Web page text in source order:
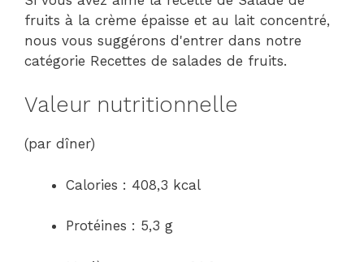
fruits à la crème épaisse et au lait concentré,
nous vous suggérons d'entrer dans notre
catégorie Recettes de salades de fruits.
Valeur nutritionnelle
(par dîner)
Calories : 408,3 kcal
Protéines : 5,3 g